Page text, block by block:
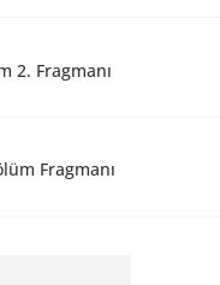
2. Fragmanı
Fragmanı